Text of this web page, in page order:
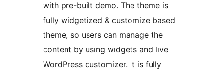
with pre-built demo. The theme is
fully widgetized & customize based
theme, so users can manage the
content by using widgets and live
WordPress customizer. It is fully